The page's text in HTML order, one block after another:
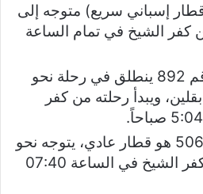
رقم 810 (قطار إسباني سريع) متوجه إلى
كفر الشيخ في تمام الساعة
القطار الإسباني رقم 892 ينطلق في رحلة نحو
ويبدأ رحلته من كفر
قطار الركاب رقم 506 هو قطار عادي، يتوجه نحو
قلين، وينطلق من كفر الشيخ في الساعة 07:40